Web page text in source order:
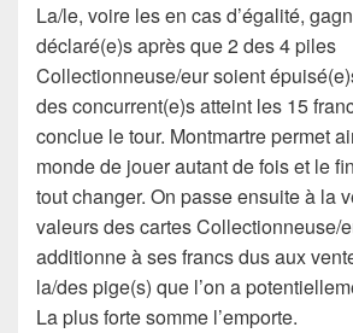
La/le, voire les en cas d’égalité,
déclaré(e)s après que 2 des 4 piles
Collectionneuse/eur soient
des concurrent(e)s atteint les 15
conclue le tour. Montmartre permet
monde de jouer autant de fois et le
tout changer. On passe ensuite à la
valeurs des cartes Collectionneuse/
additionne à ses francs dus aux
la/des pige(s) que l’on a
La plus forte somme l’emporte.